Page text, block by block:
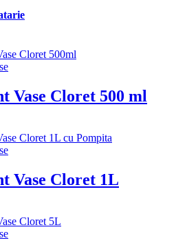
Vase Cloret 500 ml
Vase Cloret 1L